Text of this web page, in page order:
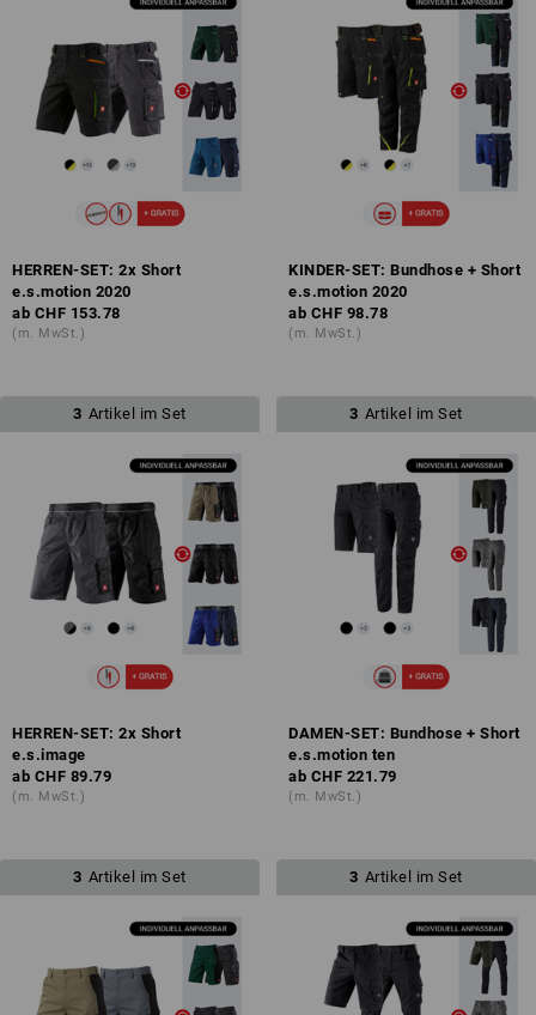
HERREN-SET: 2x Short
e.s.motion 2020
ab CHF 153.78
(m. MwSt.)
KINDER-SET: Bundhose + Short
e.s.motion 2020
ab CHF 98.78
(m. MwSt.)
3 Artikel im Set
HERREN-SET: 2x Short
e.s.image
ab CHF 89.79
(m. MwSt.)
3 Artikel im Set
DAMEN-SET: Bundhose + Short
e.s.motion ten
ab CHF 221.79
(m. MwSt.)
3 Artikel im Set 3 Artikel im Set